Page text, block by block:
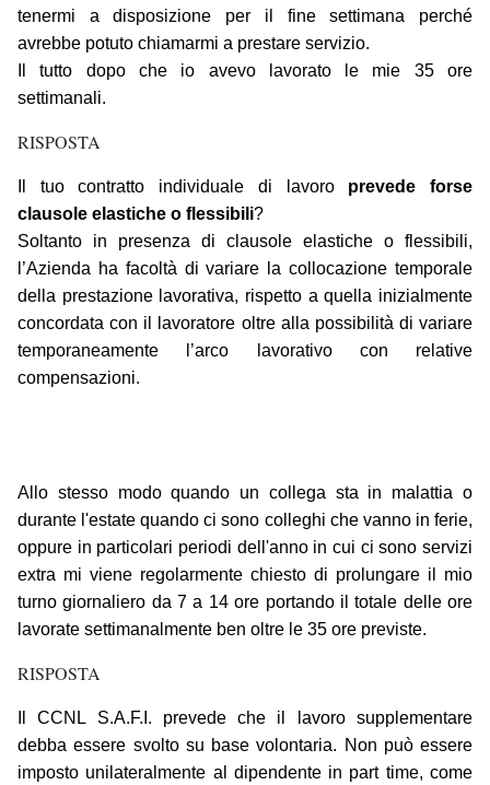
tenermi a disposizione per il fine settimana perché
avrebbe potuto chiamarmi a prestare servizio.
Il tutto dopo che io avevo lavorato le mie 35 ore
settimanali.
RISPOSTA
Il tuo contratto individuale di lavoro prevede forse
clausole elastiche o flessibili?
Soltanto in presenza di clausole elastiche o flessibili,
l’Azienda ha facoltà di variare la collocazione temporale
della prestazione lavorativa, rispetto a quella inizialmente
concordata con il lavoratore oltre alla possibilità di variare
temporaneamente l’arco lavorativo con relative
compensazioni.
Allo stesso modo quando un collega sta in malattia o
durante l'estate quando ci sono colleghi che vanno in ferie,
oppure in particolari periodi dell'anno in cui ci sono servizi
extra mi viene regolarmente chiesto di prolungare il mio
turno giornaliero da 7 a 14 ore portando il totale delle ore
lavorate settimanalmente ben oltre le 35 ore previste.
RISPOSTA
Il CCNL S.A.F.I. prevede che il lavoro supplementare
debba essere svolto su base volontaria. Non può essere
imposto unilateralmente al dipendente in part time, come